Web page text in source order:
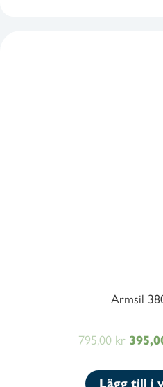
Armsil
795,00kr Det
priset
Lägg till i